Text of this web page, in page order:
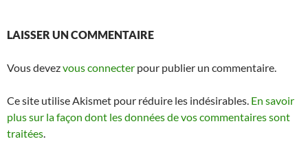
LAISSER UN COMMENTAIRE
Vous devezvous connecter pour publier un commentaire.
Ce site utilise Akismet pour réduire les indésirables. En savoir
plus sur la façon dont les données de vos commentaires sont
traitées.